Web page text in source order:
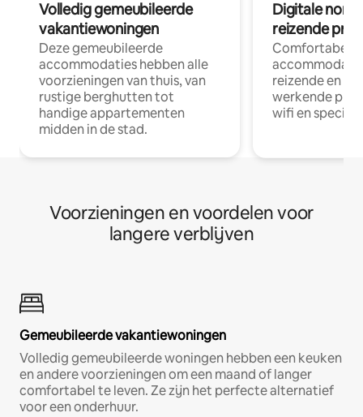
Volledig gemeubileerde
vakantiewoningen
Deze gemeubileerde
accommodaties hebben alle
voorzieningen van thuis, van
rustige berghutten tot
handige appartementen
midden in de stad.
Digitale
reizende
Comfortabele
reizende en
werkende
wifi en
Voorzieningen en voordelen voor
langere verblijven
Gemeubileerde vakantiewoningen
Volledig gemeubileerde woningen hebben een keuken
en andere voorzieningen om een maand of langer
comfortabel te leven. Ze zijn het perfecte alternatief
voor een onderhuur.